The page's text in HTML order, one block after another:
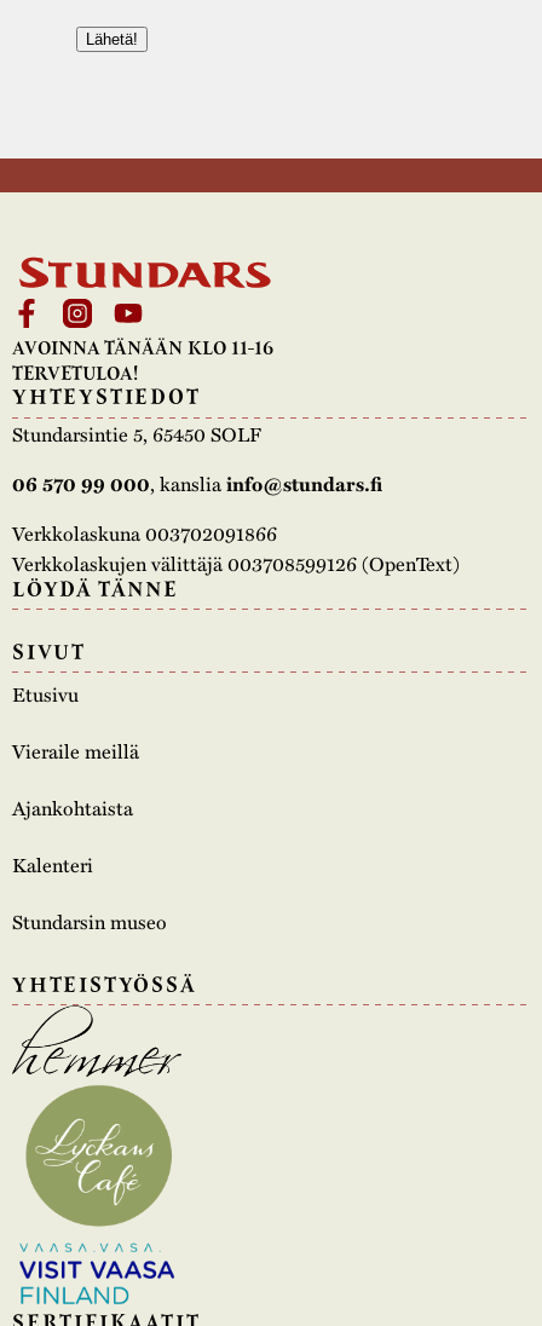
AVOINNA TÄNÄÄN KLO 11-16
TERVETULOA!
YHTEYSTIEDOT
Stundarsintie 5, 65450 SOLF
06 570 99 000, kansliainfo@stundars.fi
Verkkolaskuna 003702091866
Verkkolaskujen välittäjä 003708599126 (OpenText)
LÖYDÄ TÄNNE
SIVUT
Etusivu
Vieraile meillä
Ajankohtaista
Kalenteri
Stundarsin museo
YHTEISTYÖSSÄ